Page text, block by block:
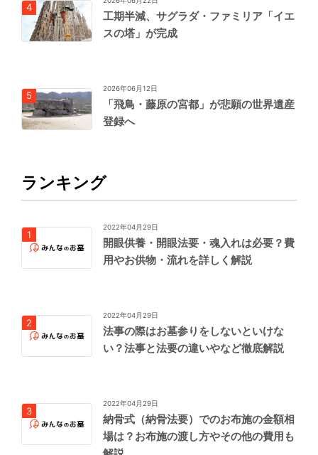
工期半減、サグラダ・ファミリア「イエ
スの塔」が完成
2026年06月12日
「飛鳥・藤原の宮都」が悲願の世界遺産
登録へ
ランキング
2022年04月29日
開眼供養・開眼法要・魂入れは必要？費
用やお供物・流れを詳しく解説
2022年04月29日
法事の際はお墓参りをしないといけな
い？法事と法要の違いやなど徹底解説
2022年04月29日
納骨式（納骨法要）でのお布施の金額相
場は？お布施の渡し方やその他の費用も